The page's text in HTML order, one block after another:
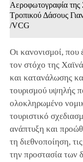
Αεροφωτογραφία της
Τροπικού Δάσους
/VCG
Οι κανονισμοί, που
τον στόχο της
και κατανάλωσης
τουρισμού υψηλής
ολοκληρωμένο
τουριστικό
ανάπτυξη και
τη διεθνοποίηση,
την προστασία των